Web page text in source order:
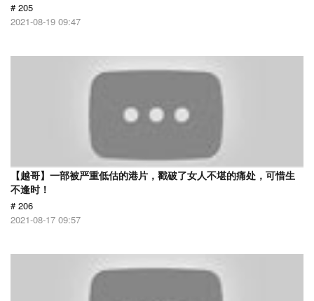
# 205
2021-08-19 09:47
【越哥】一部被严重低估的港片，戳破了女人不堪的痛处，可惜生
不逢时！
# 206
2021-08-17 09:57